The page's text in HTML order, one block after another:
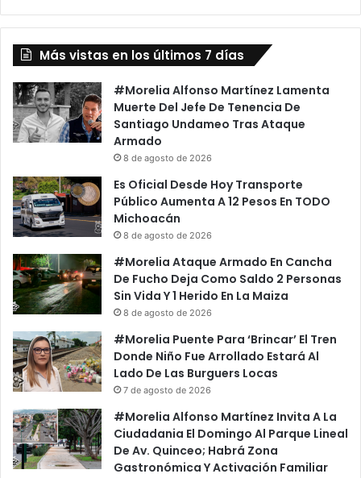
De
Más vistas en los últimos 7 días
#Morelia Alfonso Martínez Lamenta
Muerte Del Jefe De Tenencia De
Santiago Undameo Tras Ataque
Armado
8 de agosto de 2026
Es Oficial Desde Hoy Transporte
Público Aumenta A 12 Pesos En TODO
Michoacán
8 de agosto de 2026
#Morelia Ataque Armado En Cancha
De Fucho Deja Como Saldo 2 Personas
Sin Vida Y 1 Herido En La Maiza
8 de agosto de 2026
#Morelia Puente Para ‘Brincar’ El Tren
Donde Niño Fue Arrollado Estará Al
Lado De Las Burguers Locas
7 de agosto de 2026
#Morelia Alfonso Martínez Invita A La
Ciudadania El Domingo Al Parque Lineal
De Av. Quinceo; Habrá Zona
Gastronómica Y Activación Familiar